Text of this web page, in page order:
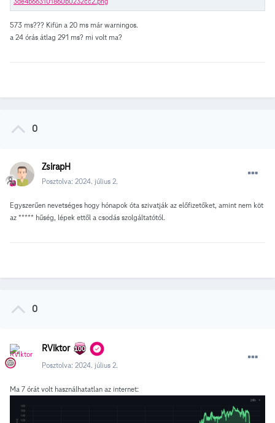
573 ms??? Kifün a 20 ms már warningos.
a 24 órás átlag 291 ms? mi volt ma?
0
ZsirapH
Posztolva: 2024. július 2.
Egyszerűen nevetséges hogy hónapok óta szivatják az előfizetőket, amint nem köt
az ***** hűség, lépek ettől a csodás szolgáltatótól.
0
RViktor
Posztolva: 2024. július 2.
Ma 7 órát volt használhatatlan az internet: